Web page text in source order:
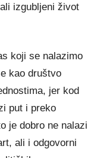
izgubljeni život
koji se nalazimo
kao društvo
jer kod
put i preko
je dobro ne nalazi
ali i odgovorni